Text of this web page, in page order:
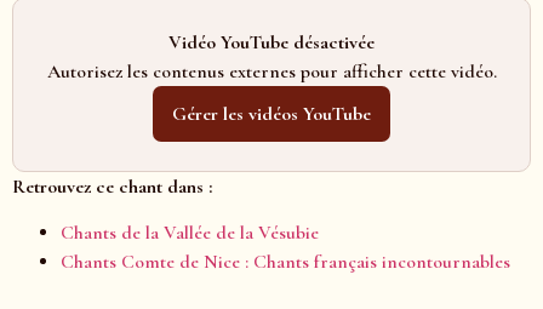
Vidéo YouTube désactivée
Autorisez les contenus externes pour afficher cette vidéo.
Gérer les vidéos YouTube
Retrouvez ce chant dans :
Chants de la Vallée de la Vésubie
Chants Comte de Nice : Chants français incontournables